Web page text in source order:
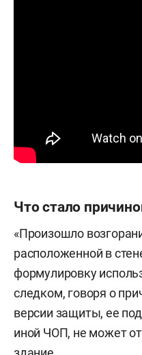
Что стало
«Произошло
расположенной в
формулировку
следком, говоря о
версии защиты, ее
иной ЧОП, не может